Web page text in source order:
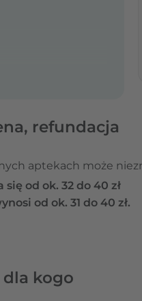
refundacja
aptekach może
od ok. 32 do 40 zł
od ok. 31 do 40 zł.
dla kogo